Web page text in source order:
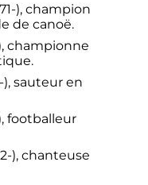
), champion
de canoë.
championne
), sauteur en
footballeur
), chanteuse